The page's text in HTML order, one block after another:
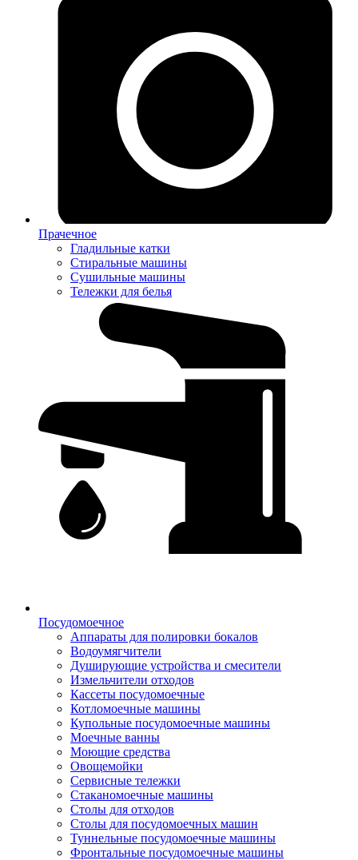
Прачечное
Гладильные катки
Стиральные машины
Сушильные машины
Тележки для белья
Посудомоечное
Аппараты для полировки бокалов
Водоумягчители
Душирующие устройства и смесители
Измельчители отходов
Кассеты посудомоечные
Котломоечные машины
Купольные посудомоечные машины
Моечные ванны
Моющие средства
Овощемойки
Сервисные тележки
Стаканомоечные машины
Столы для отходов
Столы для посудомоечных машин
Туннельные посудомоечные машины
Фронтальные посудомоечные машины